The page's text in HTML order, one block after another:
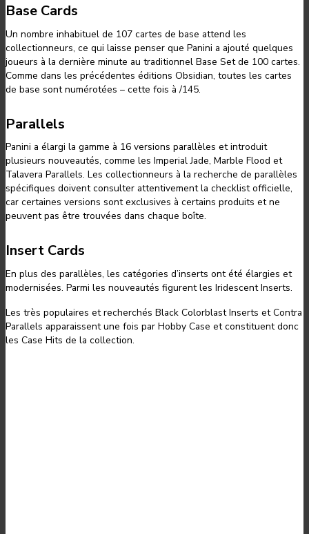
Base Cards
Un nombre inhabituel de 107 cartes de base attend les
collectionneurs, ce qui laisse penser que Panini a ajouté quelques
joueurs à la dernière minute au traditionnel Base Set de 100 cartes.
Comme dans les précédentes éditions Obsidian, toutes les cartes
de base sont numérotées – cette fois à /145.
Parallels
Panini a élargi la gamme à 16 versions parallèles et introduit
plusieurs nouveautés, comme les Imperial Jade, Marble Flood et
Talavera Parallels. Les collectionneurs à la recherche de parallèles
spécifiques doivent consulter attentivement la checklist officielle,
car certaines versions sont exclusives à certains produits et ne
peuvent pas être trouvées dans chaque boîte.
Insert Cards
En plus des parallèles, les catégories d’inserts ont été élargies et
modernisées. Parmi les nouveautés figurent les Iridescent Inserts.
Les très populaires et recherchés Black Colorblast Inserts et Contra
Parallels apparaissent une fois par Hobby Case et constituent donc
les Case Hits de la collection.